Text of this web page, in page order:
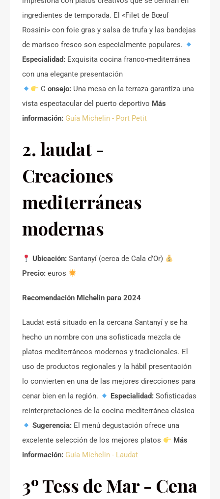
ingredientes de temporada. El «Filet de Bœuf
Rossini» con foie gras y salsa de trufa y las bandejas
de marisco fresco son especialmente populares.
Especialidad: Exquisita cocina franco-mediterránea
con una elegante presentación
Consejo: Una mesa en la terraza garantiza una
vista espectacular del puerto deportivo Más
información: Guía Michelin - Port Petit
2. laudat -
Creaciones
mediterráneas
modernas
Ubicación: Santanyí (cerca de Cala d’Or)
Precio: euros
Recomendación Michelin para 2024
Laudat está situado en la cercana Santanyí y se ha
hecho un nombre con una sofisticada mezcla de
platos mediterráneos modernos y tradicionales. El
uso de productos regionales y la hábil presentación
lo convierten en una de las mejores direcciones para
cenar bien en la región.
Especialidad: Sofisticadas
reinterpretaciones de la cocina mediterránea clásica
Sugerencia: El menú degustación ofrece una
excelente selección de los mejores platos
Más
información: Guía Michelin - Laudat
3º Tess de Mar - Cena